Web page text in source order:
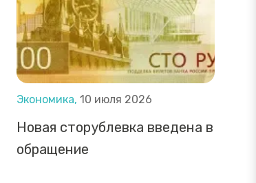
Экономика, 10 июля 2026
Новая сторублевка введена в
обращение